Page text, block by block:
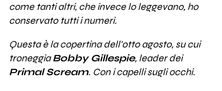
come tanti altri, che invece lo leggevano, ho
conservato tutti i numeri.
Questa è la copertina dell'otto agosto, su cui
troneggiaBobby Gillespie, leader dei
Primal Scream. Con i capelli sugli occhi.